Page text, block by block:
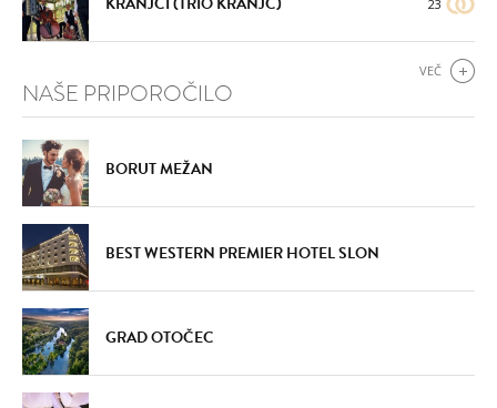
23
VEČ
NAŠE PRIPOROČILO
BORUT MEŽAN
BEST WESTERN PREMIER HOTEL SLON
GRAD OTOČEC